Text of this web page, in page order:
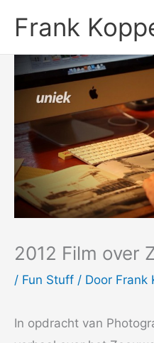
naar
de
inhoud
Frank
2012 Film over
/ Fun Stuff / Door Frank
In opdracht van